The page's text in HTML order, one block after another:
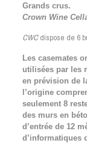
Grands crus.
Crown Wine
CWCdispose de 6
Les casemates
utilisées par les
en prévision de
l’origine
seulement 8
des murs en
d’entrée de 12
d’informatiques